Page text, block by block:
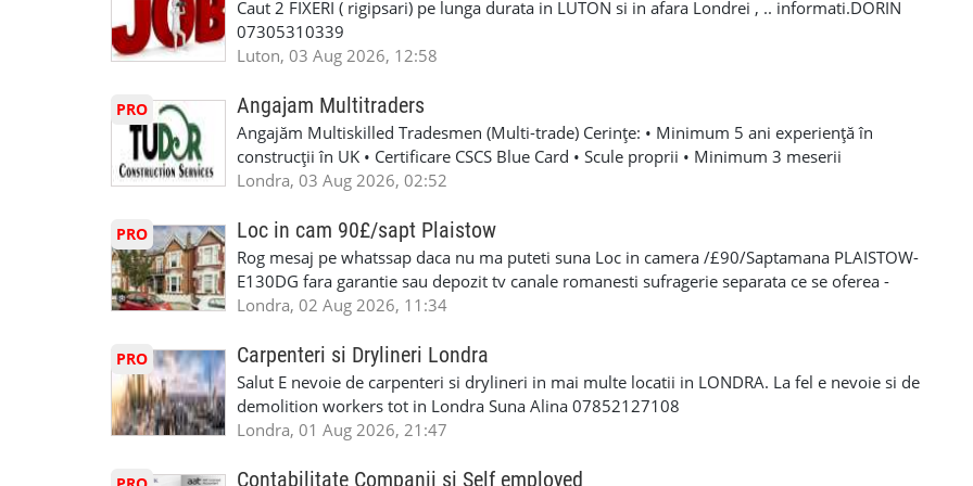
Caut 2 FIXERI ( rigipsari) pe lunga durata in LUTON si in afara Londrei , .. informati.DORIN
07305310339
Luton, 03 Aug 2026, 12:58
PRO Angajam Multitraders
Angajăm Multiskilled Tradesmen (Multi-trade) Cerințe: • Minimum 5 ani experiență în
construcții în UK • Certificare CSCS Blue Card • Scule proprii • Minimum 3 meserii
specializate (căutăm multitraderi) – experiență solidă în mai multe domenii din construcții •
interioare • Permis de conducere categoria B valabil • Mijloc de transport propriu
(reprezintă un avantaj important) Se oferă: • Salariu atractiv, în funcție de experiență și
performanță • £200 – £250 pe zi • Diurnă / plată transport • Suport tehnic continuu și
posibilități reale de avansare • Traininguri și cursuri de calificare • Mediu de lucru stabil cu
oră pauză de masă) • Posibilitate de lucru suplimentar în weekend (opțional)
Londra, 03 Aug 2026, 02:52
PRO Loc in cam 90£/sapt Plaistow
Rog mesaj pe whatssap daca nu ma puteti suna Loc in camera /£90/Saptamana PLAISTOW-
E130DG fara garantie sau depozit tv canale romanesti sufragerie separata ce se oferea -
fiecare pat beneficiaza de dulap separat -fiecare camera beneficiaza de frigider separat -wi-fi
saptaminal fara garantie sau avans/plata saptaminala , (nu se face cazare/plateste mai putin
de 1/sapt) -tel- 07440366084
Londra, 02 Aug 2026, 11:34
PRO Carpenteri si Drylineri Londra
Salut E nevoie de carpenteri si drylineri in mai multe locatii in LONDRA. La fel e nevoie si de
demolition workers tot in Londra Suna Alina 07852127108
Londra, 01 Aug 2026, 21:47
Contabilitate Companii si Self employed